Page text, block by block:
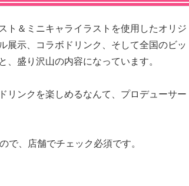
ト＆ミニキャライラストを使用したオリジ
展示、コラボドリンク、そして全国のビッ
、盛り沢山の内容になっています。
リンクを楽しめるなんて、プロデューサー
で、店舗でチェック必須です。